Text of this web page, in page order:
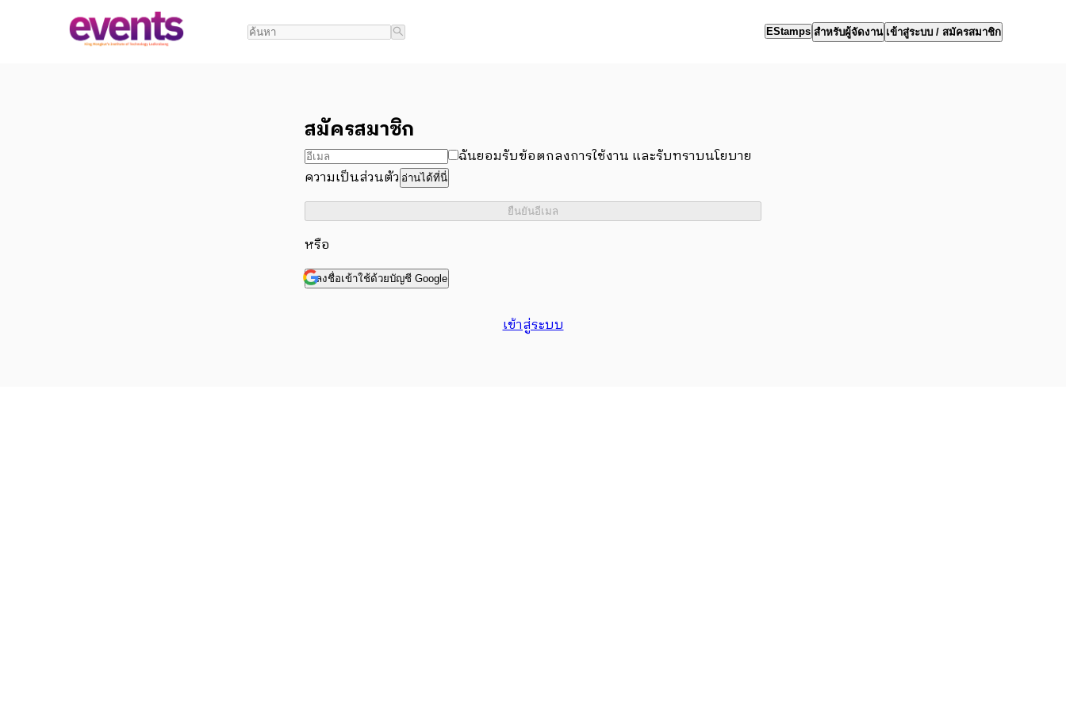
EStamps สำหรับผู้จัดงาน เข้าสู่ระบบ / สมัครสมาชิก
สมัครสมาชิก
ฉันยอมรับข้อตกลงการใช้งาน และรับทราบนโยบาย
ความเป็นส่วนตัว อ่านได้ที่นี่
ยืนยันอีเมล
หรือ
ลงชื่อเข้าใช้ด้วยบัญชี Google
เข้าสู่ระบบ